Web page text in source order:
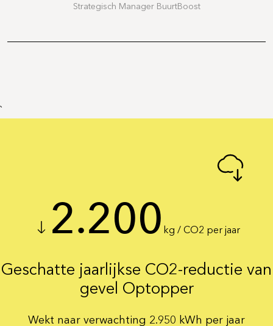
Strategisch Manager BuurtBoost
`
Geschatte jaarlijkse CO2-reductie van
gevel Optopper
Wekt naar verwachting 2.950 kWh per jaar
2.200 kg / CO2 per jaar